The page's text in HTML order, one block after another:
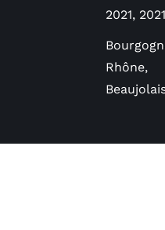
2021,
Rhône,